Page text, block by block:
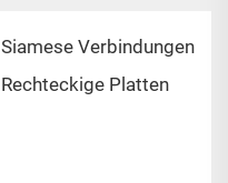
Siamese Verbindungen
Rechteckige Platten